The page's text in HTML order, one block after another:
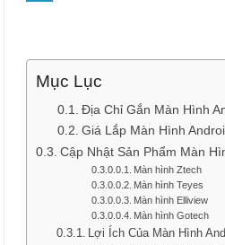
Mục Lục
Địa Chỉ Gắn Màn Hình
Giá Lắp Màn Hình
Cập Nhật Sản Phẩm Màn
Màn hình Ztech
Màn hình Teyes
Màn hình Elliview
Màn hình Gotech
Lợi Ích Của Màn Hình